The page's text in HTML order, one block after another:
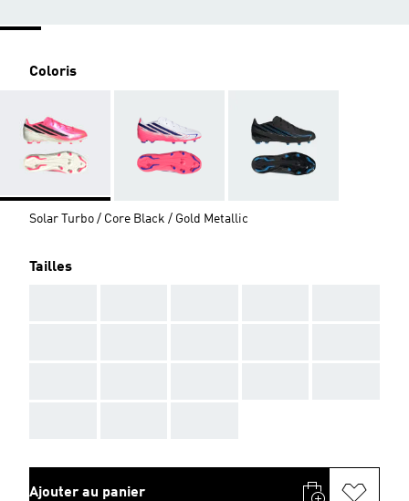
Coloris
Solar Turbo / Core Black / Gold Metallic
Tailles
Ajouter au panier